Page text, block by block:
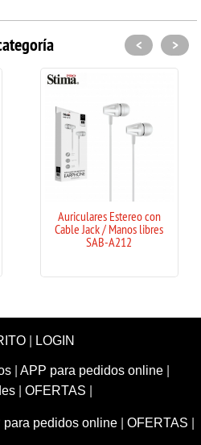
Auriculares Estereo con
Cable Jack / Manos libres
SAB-A212
< >
LOGIN
APP para pedidos online
OFERTAS
para pedidos online OFERTAS